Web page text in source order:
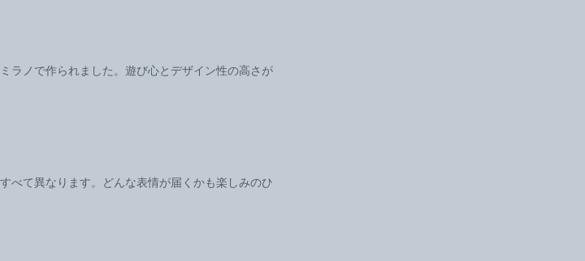
ラノで作られました。遊び心とデザイン性の高さが
べて異なります。どんな表情が届くかも楽しみのひ